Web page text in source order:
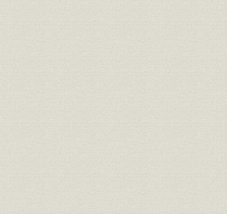
八、 樺太亜庭湾における藤原社長の一日太公望
九、 藤原社長の人間味ときれ味
十、 良心的な英国の抄紙機製造家
一一、 加藤藤太郎の苫小牧工場の思い出
一二、 藤原社長の石炭長期契約
一三、 米国に薄葉紙の輸出を企つ
一四、 余剰パルプ消化策としての和紙製造
一五、 呑天翁苫小牧工場建設の思い出
一六、 藤原社長の情誼
一七、 落合貯木場の火災と山本工場長